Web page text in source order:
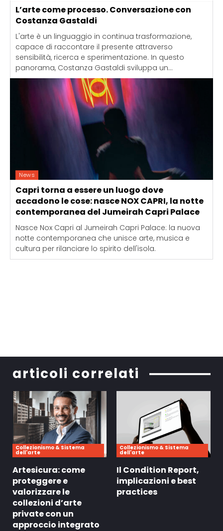
L’arte come processo. Conversazione con
Costanza Gastaldi
L'arte è un linguaggio in continua trasformazione,
capace di raccontare il presente attraverso
sensibilità, ricerca e sperimentazione. In questo
panorama, Costanza Gastaldi sviluppa un...
News
Capri torna a essere un luogo dove
accadono le cose: nasce NOX CAPRI, la notte
contemporanea del Jumeirah Capri Palace
Nasce Nox Capri al Jumeirah Capri Palace: la nuova
notte contemporanea che unisce arte, musica e
cultura per rilanciare lo spirito dell'isola.
articoli correlati
Collezionismo & Sistema
dell'arte
Artesicura: come
proteggere e
valorizzare le
collezioni d’arte
private con un
approccio integrato
Collezionismo & Sistema
dell'arte
Il Condition Report,
implicazioni e best
practices